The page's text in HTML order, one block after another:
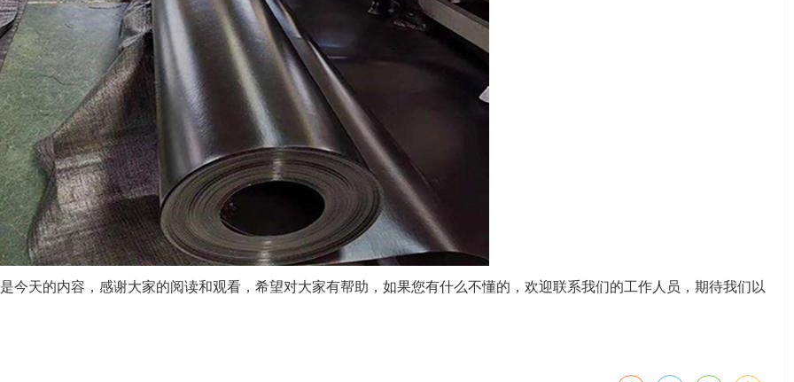
今天的内容，感谢大家的阅读和观看，希望对大家有帮助，如果您有什么不懂的，欢迎联系我们的工作人员，期待我们以